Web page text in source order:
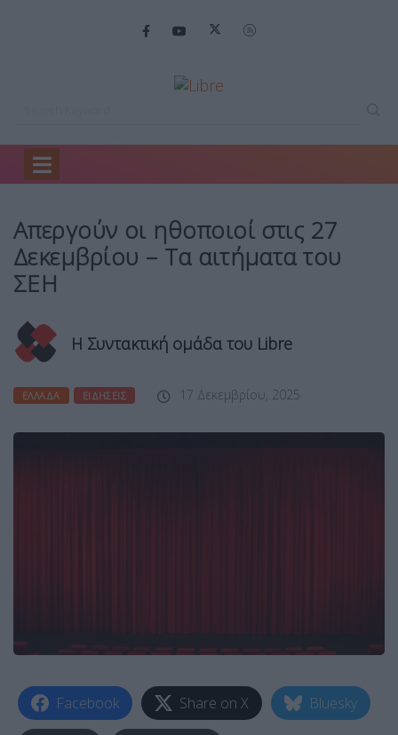
Home
Απεργούν οι ηθοποιοί στις 27
Δεκεμβρίου – Τα αιτήματα του
ΣΕΗ
Η Συντακτική ομάδα του Libre
ΕΛΛΆΔΑ ΕΙΔΉΣΕΙΣ 17 Δεκεμβρίου, 2025
Facebook Share on X Bluesky